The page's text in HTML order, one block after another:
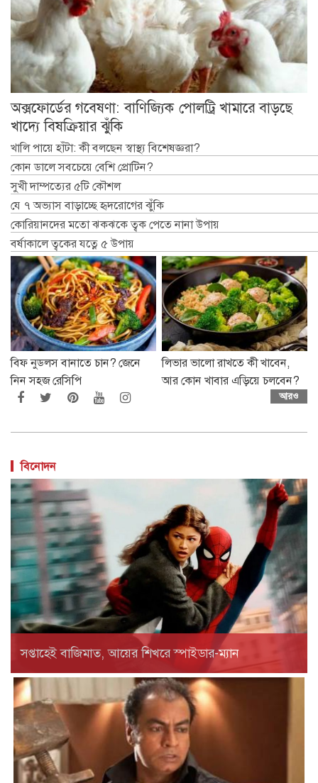
অক্সফোর্ডের গবেষণা: বাণিজ্যিক পোলট্রি খামারে বাড়ছে
খাদ্যে বিষক্রিয়ার ঝুঁকি
খালি পায়ে হাঁটা: কী বলছেন স্বাস্থ্য বিশেষজ্ঞরা?
কোন ডালে সবচেয়ে বেশি প্রোটিন?
সুখী দাম্পত্যের ৫টি কৌশল
যে ৭ অভ্যাস বাড়াচ্ছে হৃদরোগের ঝুঁকি
কোরিয়ানদের মতো ঝকঝকে ত্বক পেতে নানা উপায়
বর্ষাকালে ত্বকের যত্নে ৫ উপায়
বিফ নুডলস বানাতে চান? জেনে
নিন সহজ রেসিপি
লিভার ভালো রাখতে কী খাবেন,
আর কোন খাবার এড়িয়ে চলবেন?
আরও
বিনোদন
সপ্তাহেই বাজিমাত, আয়ের শিখরে স্পাইডার-ম্যান